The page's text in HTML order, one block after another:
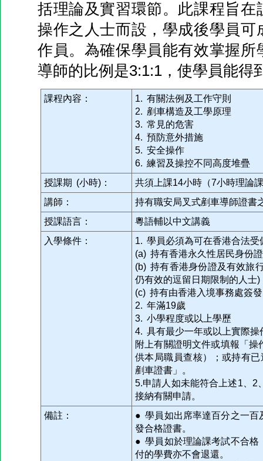
括理論及實習環節。此課程旨在
操作之人士而設，學成後學員可
作員。為確保學員能有效掌握所
導師的比例是3:1:1，使學員能得
課程內容：
1. 有關法例及工作守則
2. 剷車構造及工學原理
3. 常見的危害
4. 預防意外措施
5. 安全操作
6. 練習及操控不同高度堆疊
授課期 (小時)：
共須上課14小時（7小時理論
講師：
持有職安局叉式剷車導師證書
授課語言：
粵語輔以中文講義
入學條件：
1. 學員必須為可在香港合法受
(a) 持有香港永久性居民身份
(b) 持有香港身份證及有效旅
仍有效的逗留日期限制的人士)
(c) 持有由香港入境事務處簽
2. 年滿19歲
3. 小學程度或以上學歷
4. 具有最少一年或以上實際
附上有關證明文件或填報「
供本局職員查核）；或持有
剷車證書」。
5.申請人如未能符合上述1、2
接納有關申請。
備註：
● 學員如出席率達百分之一百
發合格證書。
● 學員如於理論課考試不合格
付的學費亦不會退還。